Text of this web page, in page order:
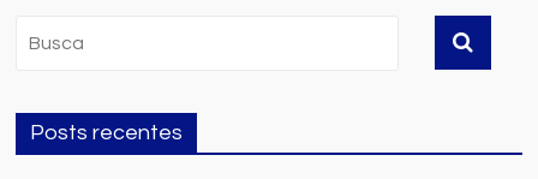
Posts recentes